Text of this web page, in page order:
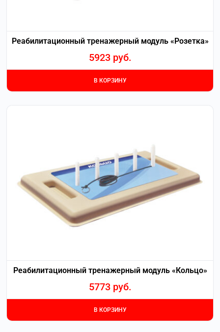
Реабилитационный тренажерный модуль «Розетка»
5923 руб.
В КОРЗИНУ
Реабилитационный тренажерный модуль «Кольцо»
5773 руб.
В КОРЗИНУ